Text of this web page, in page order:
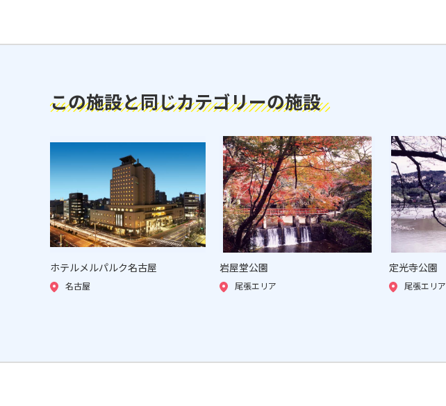
この施設と同じカテゴリーの施設
ホテルメルパルク名古屋
名古屋
岩屋堂公園
尾張エリア
定光寺公園
尾張エリア